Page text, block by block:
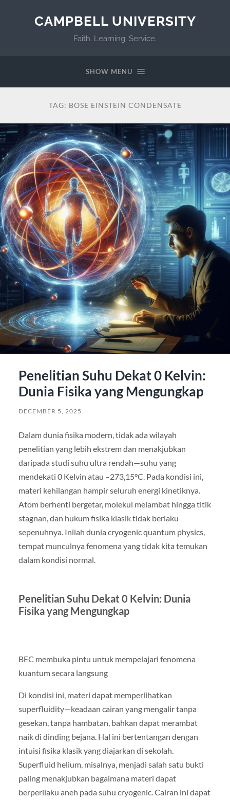
CAMPBELL UNIVERSITY
Faith. Learning. Service.
SHOW MENU
TAG: BOSE EINSTEIN CONDENSATE
Penelitian Suhu Dekat 0 Kelvin:
Dunia Fisika yang Mengungkap
DECEMBER 5, 2025
Dalam dunia fisika modern, tidak ada wilayah
penelitian yang lebih ekstrem dan menakjubkan
daripada studi suhu ultra rendah—suhu yang
mendekati 0 Kelvin atau –273,15°C. Pada kondisi ini,
materi kehilangan hampir seluruh energi kinetiknya.
Atom berhenti bergetar, molekul melambat hingga titik
stagnan, dan hukum fisika klasik tidak berlaku
sepenuhnya. Inilah dunia cryogenic quantum physics,
tempat munculnya fenomena yang tidak kita temukan
dalam kondisi normal.
Penelitian Suhu Dekat 0 Kelvin: Dunia
Fisika yang Mengungkap
BEC membuka pintu untuk mempelajari fenomena
kuantum secara langsung
Di kondisi ini, materi dapat memperlihatkan
superfluidity—keadaan cairan yang mengalir tanpa
gesekan, tanpa hambatan, bahkan dapat merambat
naik di dinding bejana. Hal ini bertentangan dengan
intuisi fisika klasik yang diajarkan di sekolah.
Superfluid helium, misalnya, menjadi salah satu bukti
paling menakjubkan bagaimana materi dapat
berperilaku aneh pada suhu cryogenic. Cairan ini dapat